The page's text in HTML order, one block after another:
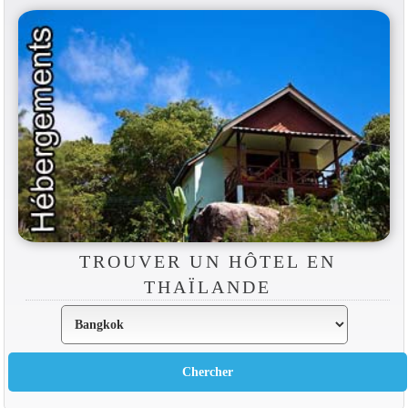
TROUVER UN HÔTEL EN
THAÏLANDE